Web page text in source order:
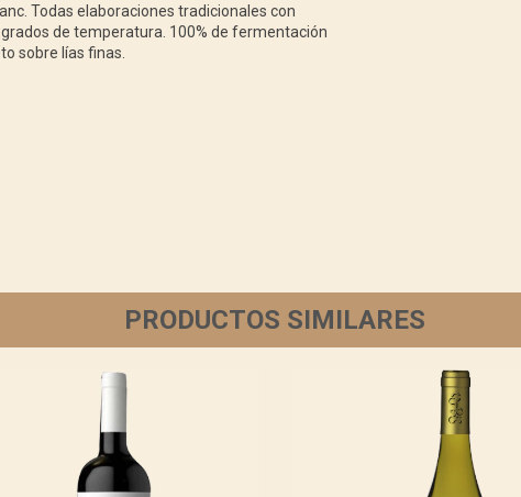
Todas elaboraciones tradicionales con
de temperatura. 100% de fermentación
sobre lías finas.
PRODUCTOS SIMILARES